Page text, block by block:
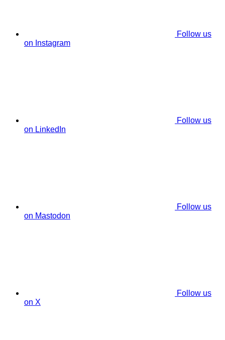
Follow us
on Instagram
Follow us
on LinkedIn
Follow us
on Mastodon
Follow us
on X